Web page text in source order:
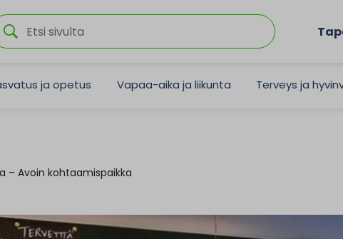
ja opetus Vapaa-aika ja liikunta Terveys ja
– Avoin kohtaamispaikka